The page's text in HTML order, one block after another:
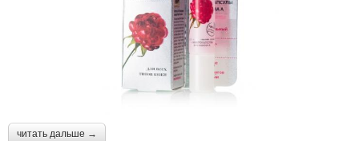
читать дальше →